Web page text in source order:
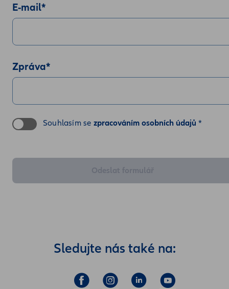
E-mail*
Zpráva*
Souhlasím se zpracováním osobních údajů *
Sledujte nás také na: